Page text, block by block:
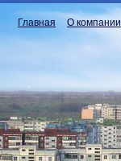
Главная О компании